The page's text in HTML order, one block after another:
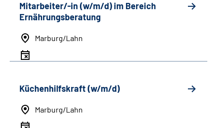
Mitarbeiter/-in (w/m/d) im Bereich
Ernährungsberatung
Marburg/Lahn
Küchenhilfskraft (w/m/d)
Marburg/Lahn